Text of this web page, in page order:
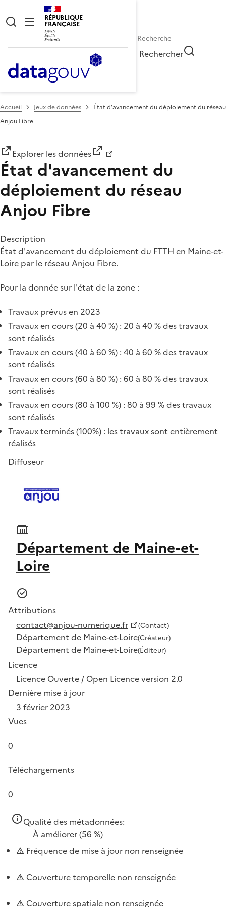
RÉPUBLIQUE
FRANÇAISE
Rechercher
Accueil Jeux de données
État d'avancement du déploiement du réseau
Anjou Fibre
Explorer les données
État d'avancement du
déploiement du réseau
Anjou Fibre
Description
État d'avancement du déploiement du FTTH en Maine-et-
Loire par le réseau Anjou Fibre.
Pour la donnée sur l'état de la zone :
Travaux prévus en 2023
Travaux en cours (20 à 40 %) : 20 à 40 % des travaux
sont réalisés
Travaux en cours (40 à 60 %) : 40 à 60 % des travaux
sont réalisés
Travaux en cours (60 à 80 %) : 60 à 80 % des travaux
sont réalisés
Travaux en cours (80 à 100 %) : 80 à 99 % des travaux
sont réalisés
Travaux terminés (100%) : les travaux sont entièrement
réalisés
Diffuseur
Département de Maine-et-
Loire
Attributions
contact@anjou-numerique.fr
(Contact)
Département de Maine-et-Loire(Créateur)
Département de Maine-et-Loire(Éditeur)
Licence
Licence Ouverte / Open Licence version 2.0
Dernière mise à jour
3 février 2023
Vues
0
Téléchargements
0
Qualité des métadonnées:
À améliorer(56 %)
Fréquence de mise à jour non renseignée
Couverture temporelle non renseignée
Couverture spatiale non renseignée